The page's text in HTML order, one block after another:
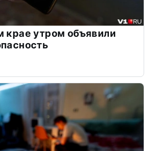
крае утром объявили